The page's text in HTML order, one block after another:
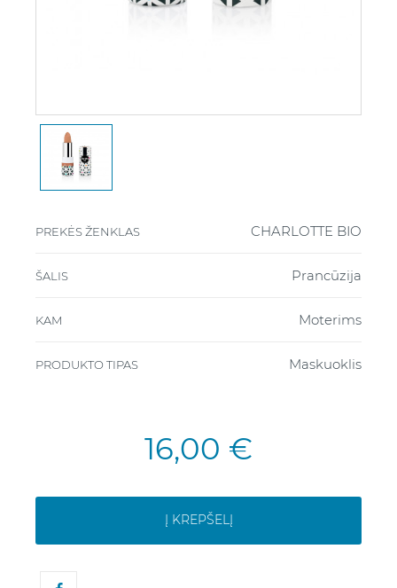
PREKĖS ŽENKLAS CHARLOTTE BIO
ŠALIS Prancūzija
KAM Moterims
PRODUKTO TIPAS Maskuoklis
16,00 €
Į KREPŠELĮ